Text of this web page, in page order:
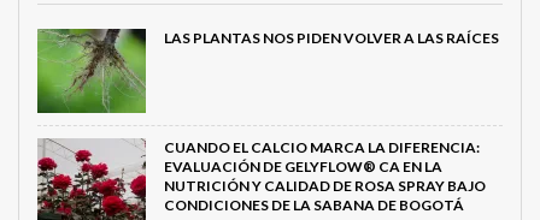
LAS PLANTAS NOS PIDEN VOLVER A LAS RAÍCES
CUANDO EL CALCIO MARCA LA DIFERENCIA:
EVALUACIÓN DE GELYFLOW® CA EN LA
NUTRICIÓN Y CALIDAD DE ROSA SPRAY BAJO
CONDICIONES DE LA SABANA DE BOGOTÁ